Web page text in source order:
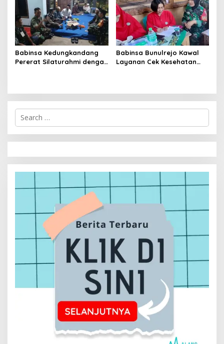
Babinsa Kedungkandang
Pererat Silaturahmi dengan
Babinsa Bunulrejo Kawal
Layanan Cek Kesehatan
S
r
h
f